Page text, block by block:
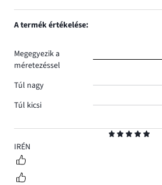
5
IRÉN
A termék értékelése:
Megegyezik a
méretezéssel
Túl nagy
Túl kicsi